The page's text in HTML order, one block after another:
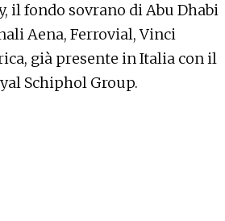
il fondo sovrano di Abu Dhabi
Aena, Ferrovial, Vinci
già presente in Italia con il
Schiphol Group.